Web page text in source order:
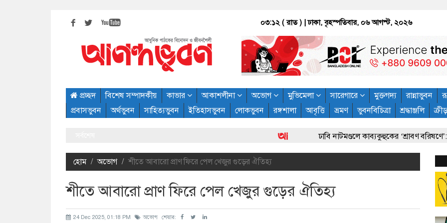
০৩:১২ ( রাত ) | ঢাকা, বৃহস্পতিবার, ০৬ আগস্ট, ২০২৬
প্রচ্ছদ বিশেষ সম্পাদকীয় কাভার আকাশলীনা অভোগ মুভিমেলা সারেগারে মুক্তগদ্য রান্নাভুবন
প্রবাসভুবন
অর্থভুবন সাহিত্যভুবন ইতিহাসভুবন লোকভুবন রঙ্গশালা আবৃত্তি ভ্রমণ ভুবনবিচিত্রা শ্রদ্ধাঞ্জলি
ঢাবি নাটমণ্ডলে কাব্যকুহুকের ‘শ্রাবণ বরিষণে’:
হোম অভোগ শীতে আবারো প্রাণ ফিরে পেল খেজুর গুড়ের ঐতিহ্য
শীতে আবারো প্রাণ ফিরে পেল খেজুর গুড়ের ঐতিহ্য
24 Dec 2025, 01:18 PM অভোগ শেয়ার: